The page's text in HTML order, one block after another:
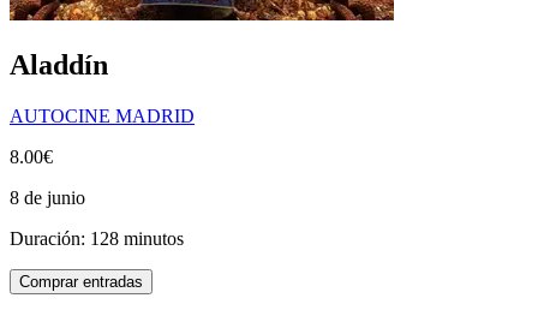
Aladdín
AUTOCINE MADRID
8.00€
8 de junio
Duración: 128 minutos
Comprar entradas